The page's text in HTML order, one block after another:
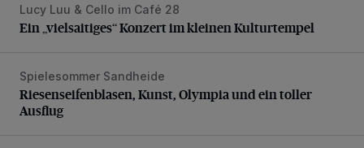
Ein „vielsaitiges“ Konzert im kleinen Kulturtempel
Lucy Luu & Cello im Café 28
Ein „vielsaitiges“ Konzert im kleinen Kulturtempel
Riesenseifenblasen, Kunst, Olympia und ein toller Ausflug
Spielesommer Sandheide
Riesenseifenblasen, Kunst, Olympia und ein toller
Ausflug